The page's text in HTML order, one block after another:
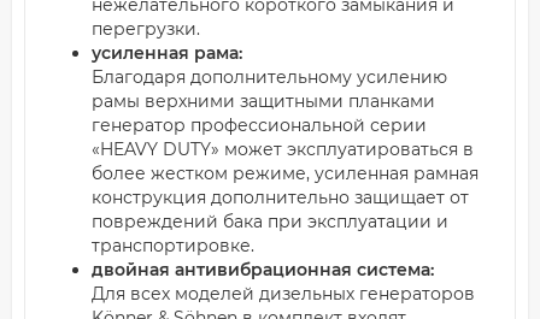
нежелательного короткого замыкания и
перегрузки.
усиленная рама:
Благодаря дополнительному усилению
рамы верхними защитными планками
генератор профессиональной серии
«HEAVY DUTY» может эксплуатироваться в
более жестком режиме, усиленная рамная
конструкция дополнительно защищает от
повреждений бака при эксплуатации и
транспортировке.
двойная антивибрационная система:
Для всех моделей дизельных генераторов